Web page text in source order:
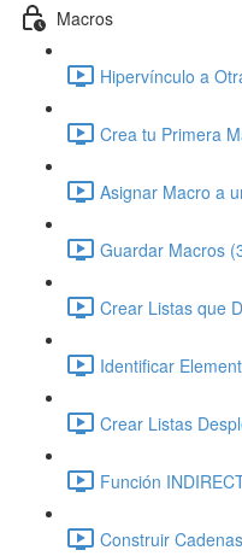
Macros
Hipervínculo a
Crea tu Primera
Asignar Macro a
Guardar Macros
Crear Listas que
Identificar
Crear Listas
Función
Construir